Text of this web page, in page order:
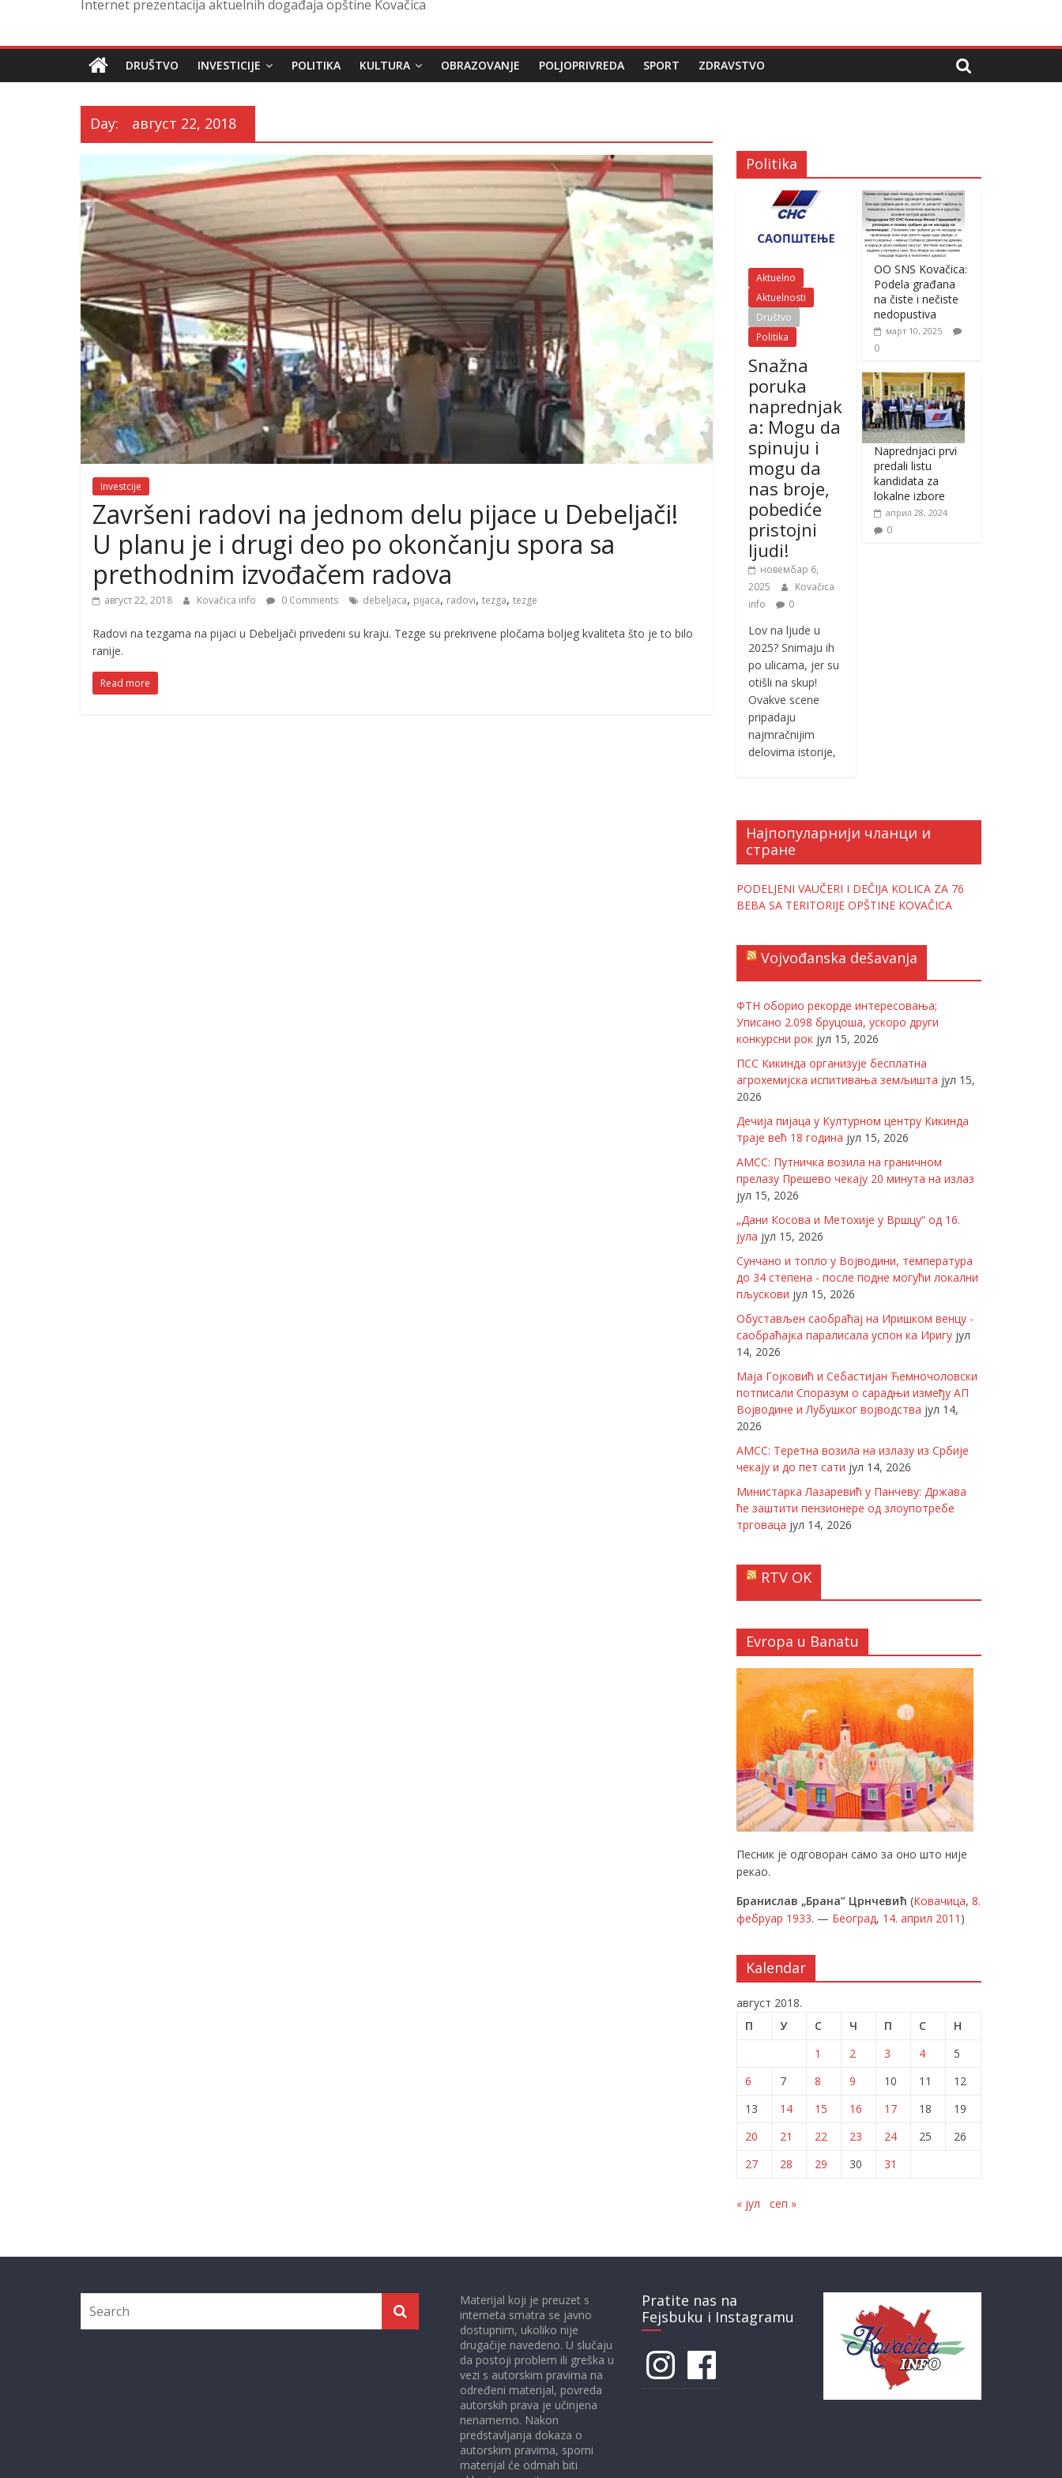
Internet prezentacija aktuelnih događaja opštine Kovačica
DRUŠTVO INVESTICIJE POLITIKA KULTURA OBRAZOVANJE POLJOPRIVREDA SPORT ZDRAVSTVO
Day: август 22, 2018
Investcije
Završeni radovi na jednom delu pijace u Debeljači!
U planu je i drugi deo po okončanju spora sa
prethodnim izvođačem radova
август 22, 2018 Kovačica info 0 Comments debeljaca, pijaca, radovi, tezga, tezge
Radovi na tezgama na pijaci u Debeljači privedeni su kraju. Tezge su prekrivene pločama boljeg kvaliteta što je to bilo
ranije.
Read more
Politika
Aktuelno
Aktuelnosti
Društvo
Politika
Snažna
poruka
naprednjak
a: Mogu da
spinuju i
mogu da
nas broje,
pobediće
pristojni
ljudi!
новембар 6,
2025
Kovačica
info
0
Lov na ljude u
2025? Snimaju ih
po ulicama, jer su
otišli na skup!
Ovakve scene
pripadaju
najmračnijim
delovima istorije,
OO SNS Kovačica:
Podela građana
na čiste i nečiste
nedopustiva
март 10, 2025
0
Naprednjaci prvi
predali listu
kandidata za
lokalne izbore
април 28, 2024
0
Најпопуларнији чланци и
стране
PODELJENI VAUČERI I DEČIJA KOLICA ZA 76
BEBA SA TERITORIJE OPŠTINE KOVAČICA
Vojvođanska dešavanja
ФТН оборио рекорде интересовања;
Уписано 2.098 бруцоша, ускоро други
конкурсни рок јул 15, 2026
ПСС Кикинда организује бесплатна
агрохемијска испитивања земљишта јул 15,
2026
Дечија пијаца у Културном центру Кикинда
траје већ 18 година јул 15, 2026
АМСС: Путничка возила на граничном
прелазу Прешево чекају 20 минута на излаз
јул 15, 2026
„Дани Косова и Метохије у Вршцу“ од 16.
јула јул 15, 2026
Сунчано и топло у Војводини, температура
до 34 степена - после подне могући локални
пљускови јул 15, 2026
Обустављен саобраћај на Иришком венцу -
саобраћајка паралисала успон ка Иригу јул
14, 2026
Маја Гојковић и Себастијан Ћемночоловски
потписали Споразум о сарадњи између АП
Војводине и Лубушког војводства јул 14,
2026
АМСС: Теретна возила на излазу из Србије
чекају и до пет сати јул 14, 2026
Министарка Лазаревић у Панчеву: Држава
ће заштити пензионере од злоупотребе
трговаца јул 14, 2026
RTV OK
Evropa u Banatu
Песник је одговоран само за оно што није
рекао.
Бранислав „Брана” Црнчевић (Ковачица, 8.
фебруар 1933. — Београд, 14. април 2011 )
Kalendar
август 2018.
П
У С Ч П С
Н
1
2 3 4
5
6
7 8 9 10 11
12
13
14 15 16 17 18
19
20
21 22 23 24 25
26
27
28 29 30 31
« јул сеп »
Materijal koji je preuzet s
interneta smatra se javno
dostupnim, ukoliko nije
drugačije navedeno. U slučaju
da postoji problem ili greška u
vezi s autorskim pravima na
određeni materijal, povreda
autorskih prava je učinjena
nenamerno. Nakon
predstavljanja dokaza o
autorskim pravima, sporni
materijal će odmah biti
Pratite nas na
Fejsbuku i Instagramu
InstagramFacebook